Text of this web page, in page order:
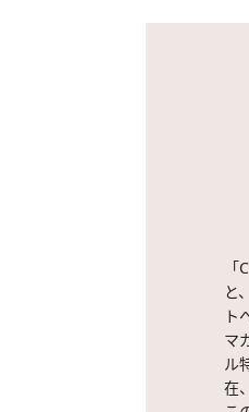
と
ト
マ
ル
在